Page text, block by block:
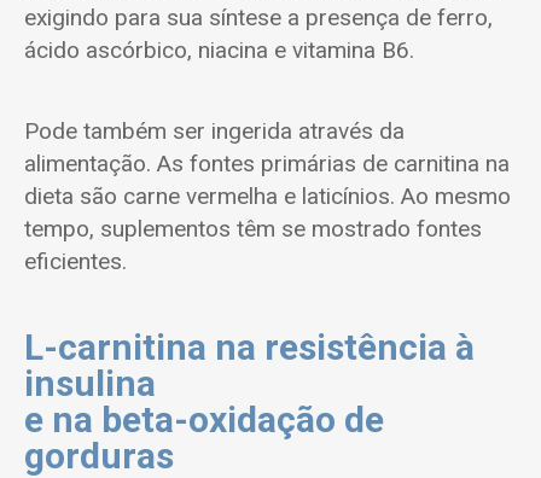
exigindo para sua síntese a presença de ferro,
ácido ascórbico, niacina e vitamina B6.
Pode também ser ingerida através da
alimentação. As fontes primárias de carnitina na
dieta são carne vermelha e laticínios. Ao mesmo
tempo, suplementos têm se mostrado fontes
eficientes.
L-carnitina na resistência à
insulina
e na beta-oxidação de
gorduras